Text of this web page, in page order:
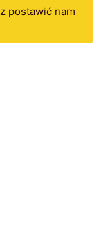
postawić nam